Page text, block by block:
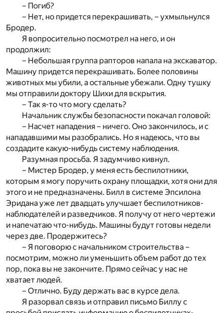
– Погиб?
– Нет, но придется перекрашивать, – ухмыльнулся
Бродер.
Я вопросительно посмотрел на него, и он
продолжил:
– Небольшая группа рапторов напала на экскаватор.
Машину придется перекрашивать. Более половины
животных мы убили, а остальные убежали. Одну тушку
мы отправили доктору Шихи для вскрытия.
– Так я-то что могу сделать?
Начальник службы безопасности покачал головой:
– Насчет нападения – ничего. Оно закончилось, и с
нападавшими мы разобрались. Но я надеюсь, что вы
создадите какую-нибудь систему наблюдения.
Разумная просьба. Я задумчиво кивнул.
– Мистер Бродер, у меня есть беспилотники,
которым я могу поручить охрану площадки, хотя они для
этого и не предназначены. Билл в системе Эпсилона
Эридана уже лет двадцать улучшает беспилотников-
наблюдателей и разведчиков. Я получу от него чертежи
и напечатаю что-нибудь. Машины будут готовы недели
через две. Продержитесь?
– Я поговорю с начальником строительства –
посмотрим, можно ли уменьшить объем работ до тех
пор, пока вы не закончите. Прямо сейчас у нас не
хватает людей.
– Отлично. Буду держать вас в курсе дела.
Я разорвал связь и отправил письмо Биллу с